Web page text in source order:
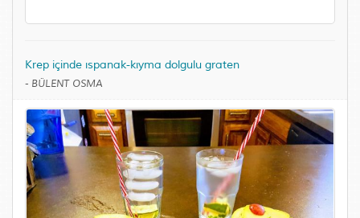
Krep içinde ıspanak-kıyma dolgulu graten
- BÜLENT OSMA